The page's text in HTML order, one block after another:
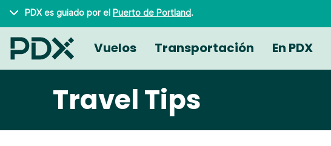
Saltar al contenido principal
PDX es guiado por el Puerto de Portland.
Vuelos Transportación En PDX
Travel Tips